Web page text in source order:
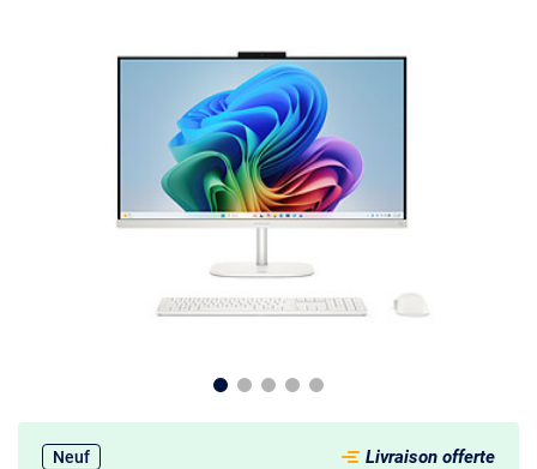
Neuf Livraison offerte